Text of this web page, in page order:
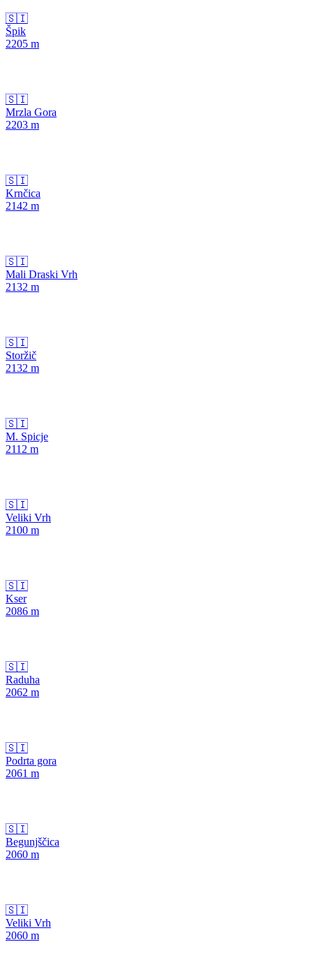
🇸🇮
Špik
2205 m
🇸🇮
Mrzla Gora
2203 m
🇸🇮
Krnčica
2142 m
🇸🇮
Mali Draski Vrh
2132 m
🇸🇮
Storžič
2132 m
🇸🇮
M. Spicje
2112 m
🇸🇮
Veliki Vrh
2100 m
🇸🇮
Kser
2086 m
🇸🇮
Raduha
2062 m
🇸🇮
Podrta gora
2061 m
🇸🇮
Begunjščica
2060 m
🇸🇮
Veliki Vrh
2060 m